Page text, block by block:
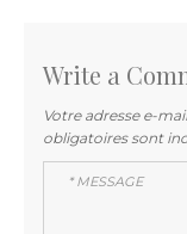
Write a
Votre adresse e-
obligatoires sont